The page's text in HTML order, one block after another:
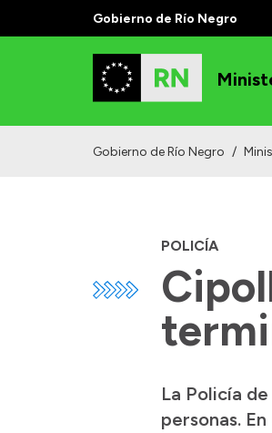
Gobierno de Río Negro
Gobierno de Río Negro /
POLICÍA
La Policía
personas.